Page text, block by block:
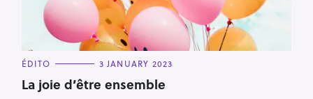
C
T
E
ÉDITO 3 JANUARY 2023
La joie d’être ensemble